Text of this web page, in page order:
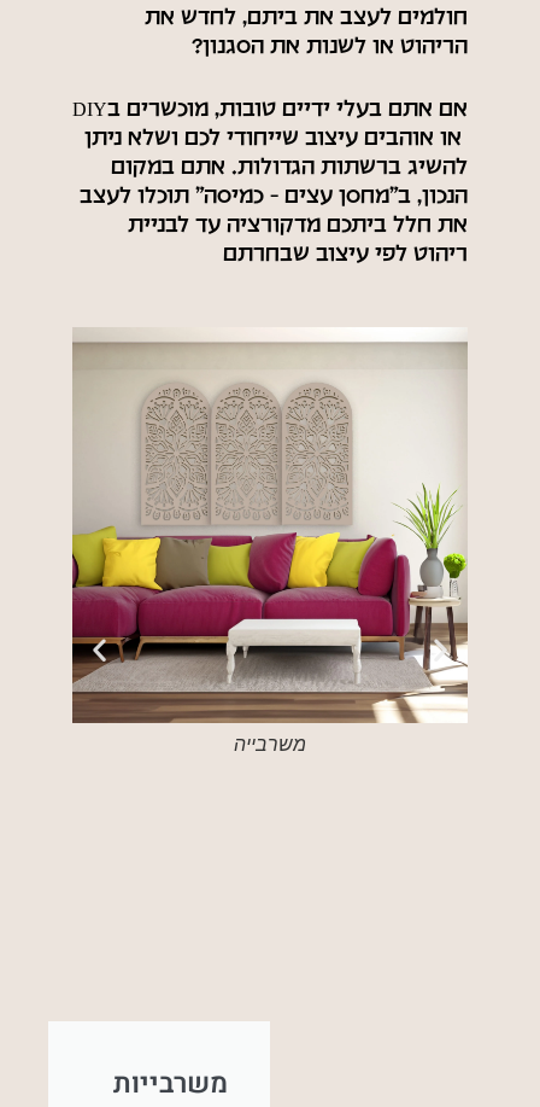
חולמים לעצב את ביתם, לחדש את
הריהוט או לשנות את הסגנון?
אם אתם בעלי ידיים טובות, מוכשרים בDIY
או אוהבים עיצוב שייחודי לכם ושלא ניתן
להשיג ברשתות הגדולות. אתם במקום
הנכון, ב״מחסן עצים – כמיסה״ תוכלו לעצב
את חלל ביתכם מדקורציה עד לבניית
ריהוט לפי עיצוב שבחרתם
משרבייה
משרבייות